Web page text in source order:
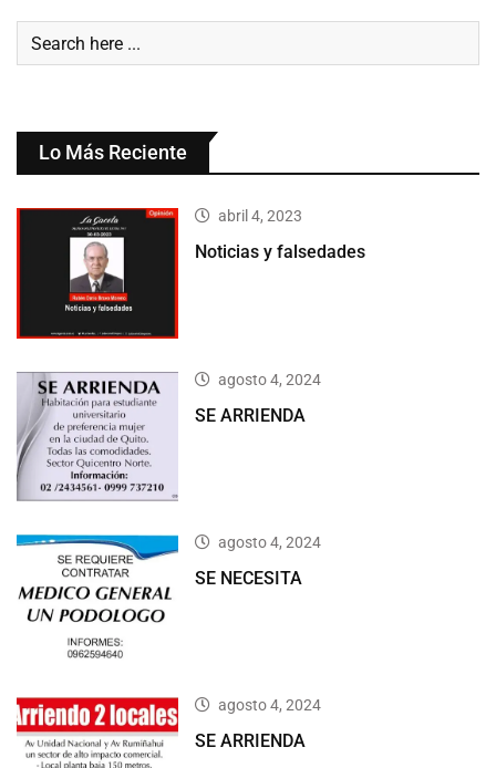
Lo Más Reciente
abril 4, 2023
Noticias y falsedades
agosto 4, 2024
SE ARRIENDA
agosto 4, 2024
SE NECESITA
agosto 4, 2024
SE ARRIENDA